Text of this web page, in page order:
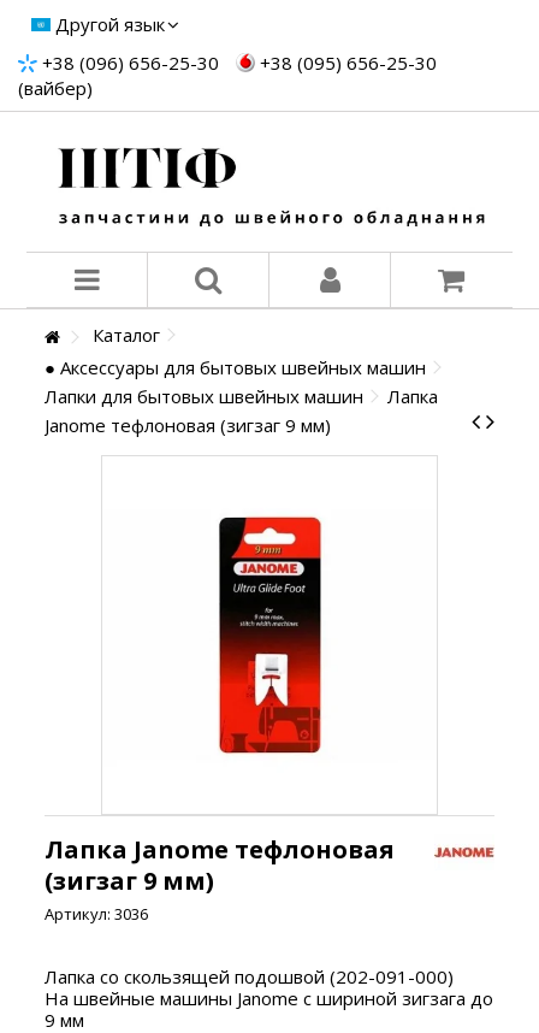
Другой язык
+38 (096) 656-25-30
+38 (095) 656-25-30
(вайбер)
Каталог
● Аксессуары для бытовых швейных машин
Лапки для бытовых швейных машин
Лапка
Janome тефлоновая (зигзаг 9 мм)
Лапка Janome тефлоновая
(зигзаг 9 мм)
Артикул: 3036
Лапка со скользящей подошвой (202-091-000)
На швейные машины Janome с шириной зигзага до
9 мм